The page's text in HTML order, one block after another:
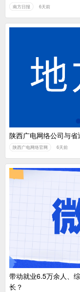
南方日报 6天前
陕西广电网络公司与
陕西广电网络官网 6天前
带动就业6.5万余人、
长？